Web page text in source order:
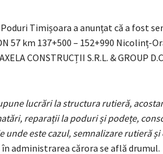
Timișoara a anunțat că a fost
57 km 137+500 – 152+990 Nicolinț-
CONSTRUCȚII S.R.L. & GROUP
lucrări la structura rutieră,
reparații la poduri și podețe,
unde este cazul, semnalizare rutieră
administrarea cărora se află drumul.